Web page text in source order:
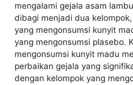
mengalami gejala asam
dibagi menjadi dua
yang mengonsumsi kunyit
yang mengonsumsi plasebo.
mengonsumsi kunyit madu
perbaikan gejala yang
dengan kelompok yang